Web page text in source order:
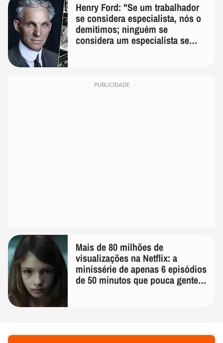
Henry Ford: "Se um trabalhador
se considera especialista, nós o
demitimos; ninguém se
considera um especialista se
PUBLICIDADE
Mais de 80 milhões de
visualizações na Netflix: a
minissérie de apenas 6 episódios
de 50 minutos que pouca gente